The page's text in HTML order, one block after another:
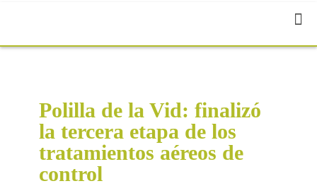
Polilla de la Vid: finalizó
la tercera etapa de los
tratamientos aéreos de
control